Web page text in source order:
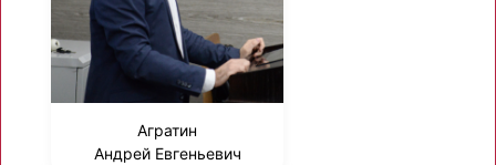
Агратин
Андрей Евгеньевич